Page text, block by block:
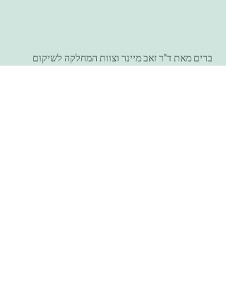
דברים מאת ד"ר זאב מיינר וצוות המחלקה לשיקום